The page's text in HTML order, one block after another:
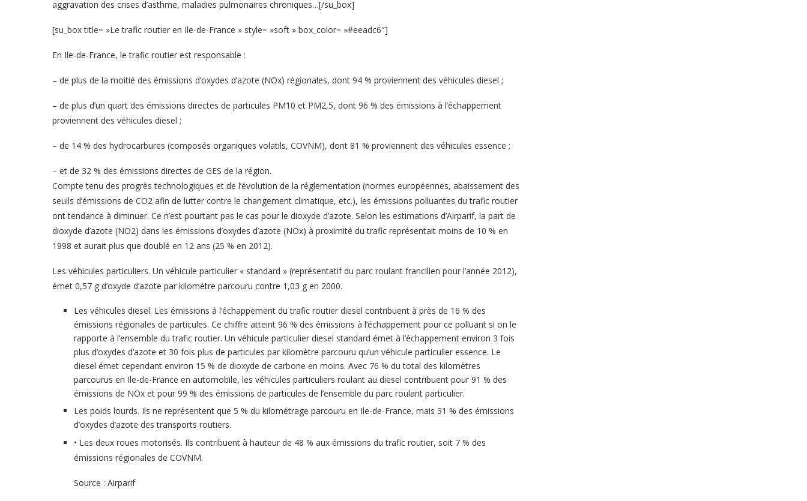
aggravation des crises d’asthme, maladies pulmonaires chroniques…[/su_box]
[su_box title= »Le trafic routier en Ile-de-France » style= »soft » box_color= »#eeadc6″]
En Ile-de-France, le trafic routier est responsable :
– de plus de la moitié des émissions d’oxydes d’azote (NOx) régionales, dont 94 % proviennent des véhicules diesel ;
– de plus d’un quart des émissions directes de particules PM10 et PM2,5, dont 96 % des émissions à l’échappement
proviennent des véhicules diesel ;
– de 14 % des hydrocarbures (composés organiques volatils, COVNM), dont 81 % proviennent des véhicules essence ;
– et de 32 % des émissions directes de GES de la région.
Compte tenu des progrès technologiques et de l’évolution de la réglementation (normes européennes, abaissement des
seuils d’émissions de CO2 afin de lutter contre le changement climatique, etc.), les émissions polluantes du trafic routier
ont tendance à diminuer. Ce n’est pourtant pas le cas pour le dioxyde d’azote. Selon les estimations d’Airparif, la part de
dioxyde d’azote (NO2) dans les émissions d’oxydes d’azote (NOx) à proximité du trafic représentait moins de 10 % en
1998 et aurait plus que doublé en 12 ans (25 % en 2012).
Les véhicules particuliers. Un véhicule particulier « standard » (représentatif du parc roulant francilien pour l’année 2012),
émet 0,57 g d’oxyde d’azote par kilomètre parcouru contre 1,03 g en 2000.
Les véhicules diesel. Les émissions à l’échappement du trafic routier diesel contribuent à près de 16 % des
émissions régionales de particules. Ce chiffre atteint 96 % des émissions à l’échappement pour ce polluant si on le
rapporte à l’ensemble du trafic routier. Un véhicule particulier diesel standard émet à l’échappement environ 3 fois
plus d’oxydes d’azote et 30 fois plus de particules par kilomètre parcouru qu’un véhicule particulier essence. Le
diesel émet cependant environ 15 % de dioxyde de carbone en moins. Avec 76 % du total des kilomètres
parcourus en Ile-de-France en automobile, les véhicules particuliers roulant au diesel contribuent pour 91 % des
émissions de NOx et pour 99 % des émissions de particules de l’ensemble du parc roulant particulier.
Les poids lourds. Ils ne représentent que 5 % du kilométrage parcouru en Ile-de-France, mais 31 % des émissions
d’oxydes d’azote des transports routiers.
• Les deux roues motorisés. Ils contribuent à hauteur de 48 % aux émissions du trafic routier, soit 7 % des
émissions régionales de COVNM.
Source : Airparif